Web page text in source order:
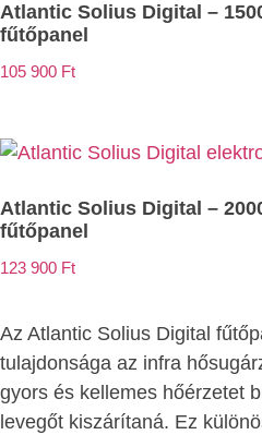
Atlantic Solius Digital –
fűtőpanel
105 900 Ft
Atlantic Solius Digital –
fűtőpanel
123 900 Ft
Az Atlantic Solius Digital
tulajdonsága az infra
gyors és kellemes hőérzetet
levegőt kiszárítaná. Ez